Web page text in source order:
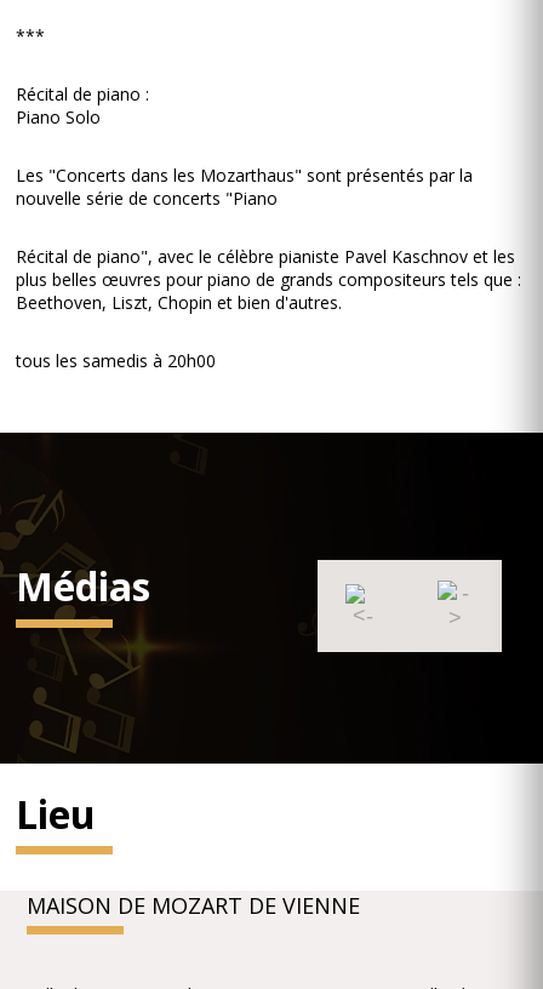
***
Récital de piano :
Piano Solo
Les "Concerts dans les Mozarthaus" sont présentés par la
nouvelle série de concerts "Piano
Récital de piano", avec le célèbre pianiste Pavel Kaschnov et les
plus belles œuvres pour piano de grands compositeurs tels que :
Beethoven, Liszt, Chopin et bien d'autres.
tous les samedis à 20h00
Médias
Lieu
MAISON DE MOZART DE VIENNE